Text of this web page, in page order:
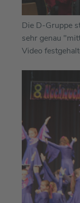
Die D-Gruppe
sehr genau
Video